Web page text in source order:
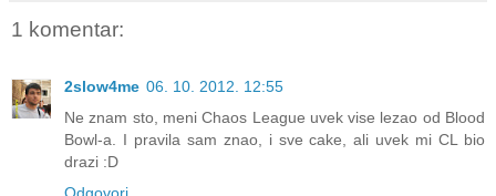
1 komentar:
2slow4me 06. 10. 2012. 12:55
Ne znam sto, meni Chaos League uvek vise lezao od Blood
Bowl-a. I pravila sam znao, i sve cake, ali uvek mi CL bio
drazi :D